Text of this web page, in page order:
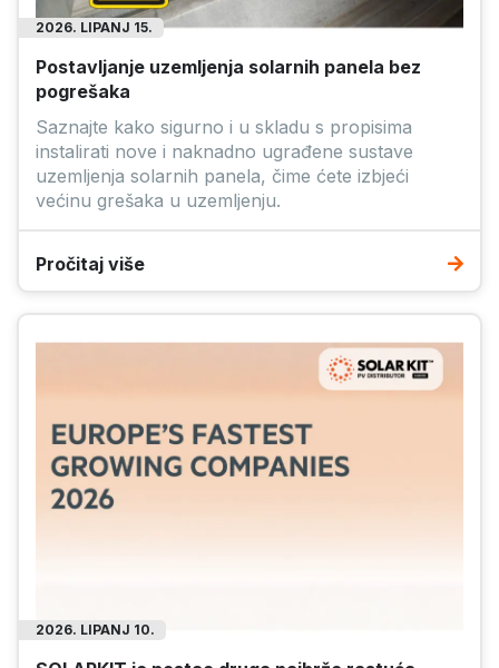
2026. LIPANJ 15.
Postavljanje uzemljenja solarnih panela bez
pogrešaka
Saznajte kako sigurno i u skladu s propisima
instalirati nove i naknadno ugrađene sustave
uzemljenja solarnih panela, čime ćete izbjeći
većinu grešaka u uzemljenju.
Pročitaj više
2026. LIPANJ 10.